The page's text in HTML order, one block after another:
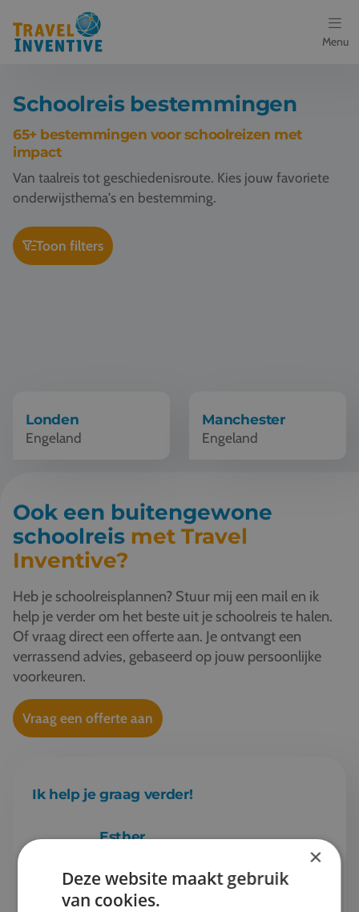
Menu
Bestemmingen
Schoolreis thema's
Voor docenten
Over ons
Een offerte aanvragen
076 522 30 57
Schoolreis bestemmingen
65+ bestemmingen voor schoolreizen met
impact
Van taalreis tot geschiedenisroute. Kies jouw favoriete
onderwijsthema's en bestemming.
Toon filters
Londen
Engeland
Manchester
Engeland
Ook een buitengewone
schoolreis met Travel
Inventive?
Heb je schoolreisplannen? Stuur mij een mail en ik
help je verder om het beste uit je schoolreis te halen.
Of vraag direct een offerte aan. Je ontvangt een
verrassend advies, gebaseerd op jouw persoonlijke
voorkeuren.
Vraag een offerte aan
Ik help je graag verder!
Esther
Gaan we samen aan de slag?
×
Deze website maakt gebruik
van cookies.